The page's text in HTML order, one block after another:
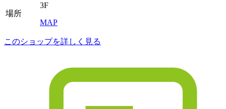
場所
3F
MAP
このショップを詳しく見る